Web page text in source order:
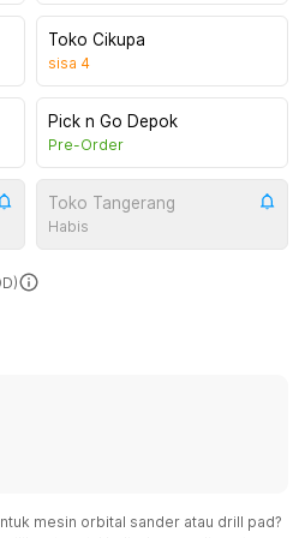
Toko Cikupa
sisa 4
Pick n Go Depok
Pre-Order
Toko Tangerang
Habis
mesin orbital sander atau drill pad?